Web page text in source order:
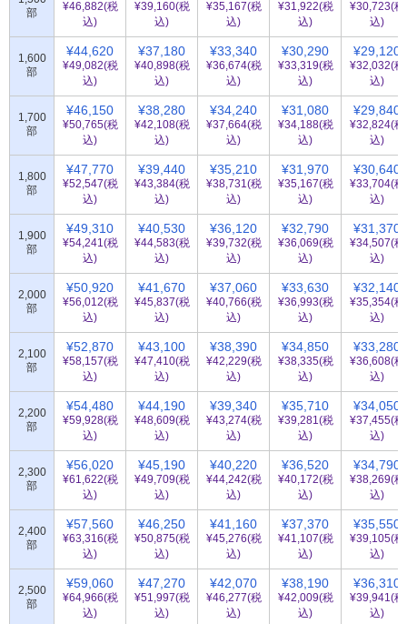
部
¥46,882(税
込)
¥39,160(税
込)
¥35,167(税
込)
¥31,922(税
込)
¥30,723(税
込)
1,600
部
¥44,620
¥49,082(税
込)
¥37,180
¥40,898(税
込)
¥33,340
¥36,674(税
込)
¥30,290
¥33,319(税
込)
¥29,120
¥32,032(税
込)
1,700
部
¥46,150
¥50,765(税
込)
¥38,280
¥42,108(税
込)
¥34,240
¥37,664(税
込)
¥31,080
¥34,188(税
込)
¥29,840
¥32,824(税
込)
1,800
部
¥47,770
¥52,547(税
込)
¥39,440
¥43,384(税
込)
¥35,210
¥38,731(税
込)
¥31,970
¥35,167(税
込)
¥30,640
¥33,704(税
込)
1,900
部
¥49,310
¥54,241(税
込)
¥40,530
¥44,583(税
込)
¥36,120
¥39,732(税
込)
¥32,790
¥36,069(税
込)
¥31,370
¥34,507(税
込)
2,000
部
¥50,920
¥56,012(税
込)
¥41,670
¥45,837(税
込)
¥37,060
¥40,766(税
込)
¥33,630
¥36,993(税
込)
¥32,140
¥35,354(税
込)
2,100
部
¥52,870
¥58,157(税
込)
¥43,100
¥47,410(税
込)
¥38,390
¥42,229(税
込)
¥34,850
¥38,335(税
込)
¥33,280
¥36,608(税
込)
2,200
部
¥54,480
¥59,928(税
込)
¥44,190
¥48,609(税
込)
¥39,340
¥43,274(税
込)
¥35,710
¥39,281(税
込)
¥34,050
¥37,455(税
込)
2,300
部
¥56,020
¥61,622(税
込)
¥45,190
¥49,709(税
込)
¥40,220
¥44,242(税
込)
¥36,520
¥40,172(税
込)
¥34,790
¥38,269(税
込)
2,400
部
¥57,560
¥63,316(税
込)
¥46,250
¥50,875(税
込)
¥41,160
¥45,276(税
込)
¥37,370
¥41,107(税
込)
¥35,550
¥39,105(税
込)
2,500
部
¥59,060
¥64,966(税
込)
¥47,270
¥51,997(税
込)
¥42,070
¥46,277(税
込)
¥38,190
¥42,009(税
込)
¥36,310
¥39,941(税
込)